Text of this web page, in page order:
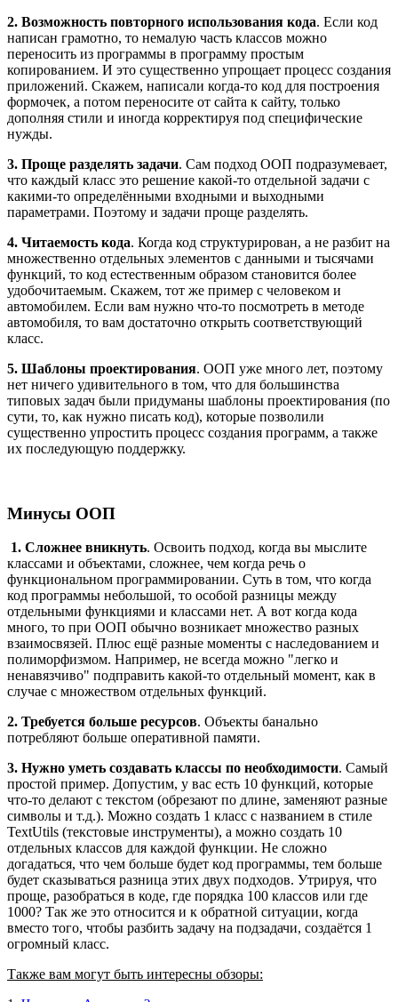
2. Возможность повторного использования кода. Если код
написан грамотно, то немалую часть классов можно
переносить из программы в программу простым
копированием. И это существенно упрощает процесс создания
приложений. Скажем, написали когда-то код для построения
формочек, а потом переносите от сайта к сайту, только
дополняя стили и иногда корректируя под специфические
нужды.
3. Проще разделять задачи. Сам подход ООП подразумевает,
что каждый класс это решение какой-то отдельной задачи с
какими-то определёнными входными и выходными
параметрами. Поэтому и задачи проще разделять.
4. Читаемость кода. Когда код структурирован, а не разбит на
множественно отдельных элементов с данными и тысячами
функций, то код естественным образом становится более
удобочитаемым. Скажем, тот же пример с человеком и
автомобилем. Если вам нужно что-то посмотреть в методе
автомобиля, то вам достаточно открыть соответствующий
класс.
5. Шаблоны проектирования. ООП уже много лет, поэтому
нет ничего удивительного в том, что для большинства
типовых задач были придуманы шаблоны проектирования (по
сути, то, как нужно писать код), которые позволили
существенно упростить процесс создания программ, а также
их последующую поддержку.
Минусы ООП
1. Сложнее вникнуть. Освоить подход, когда вы мыслите
классами и объектами, сложнее, чем когда речь о
функциональном программировании. Суть в том, что когда
код программы небольшой, то особой разницы между
отдельными функциями и классами нет. А вот когда кода
много, то при ООП обычно возникает множество разных
взаимосвязей. Плюс ещё разные моменты с наследованием и
полиморфизмом. Например, не всегда можно "легко и
ненавязчиво" подправить какой-то отдельный момент, как в
случае с множеством отдельных функций.
2. Требуется больше ресурсов. Объекты банально
потребляют больше оперативной памяти.
3. Нужно уметь создавать классы по необходимости. Самый
простой пример. Допустим, у вас есть 10 функций, которые
что-то делают с текстом (обрезают по длине, заменяют разные
символы и т.д.). Можно создать 1 класс с названием в стиле
TextUtils (текстовые инструменты), а можно создать 10
отдельных классов для каждой функции. Не сложно
догадаться, что чем больше будет код программы, тем больше
будет сказываться разница этих двух подходов. Утрируя, что
проще, разобраться в коде, где порядка 100 классов или где
1000? Так же это относится и к обратной ситуации, когда
вместо того, чтобы разбить задачу на подзадачи, создаётся 1
огромный класс.
Также вам могут быть интересны обзоры: